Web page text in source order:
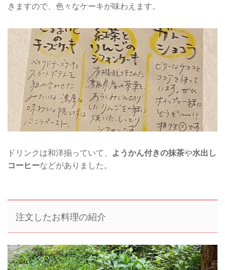
きますので、色々なケーキが味わえます。
ドリンクは和洋揃っていて、 ようかん付きの抹茶や水出し
コーヒーなどがありました。
注文したお料理の紹介